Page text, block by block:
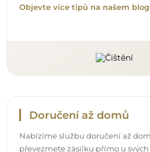
Návody
bezstarostné, připravili jsme pro